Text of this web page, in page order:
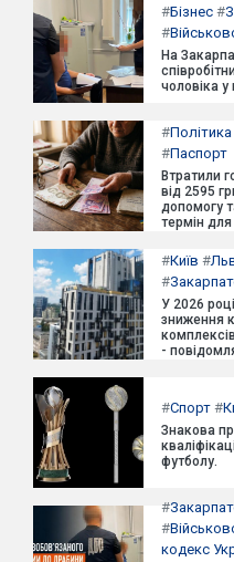
#Бізнес #
#
На
чоловіка
#Політика
#Паспорт
Втратили
від 2595
допомогу
термін
#Київ #
#
У 2026
зниження
-
#Спорт #
Знакова
футболу.
#
#
кодекс